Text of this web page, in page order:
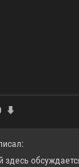
здесь